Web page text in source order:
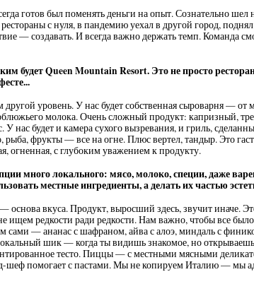
готов был поменять деньги на опыт. Сознательно
с нуля, в пандемию уехал в другой город,
— создавать. И всегда важно держать темп. Команда
будет Queen Mountain Resort. Это не просто
другой уровень. У нас будет собственная сыроварня — от
молока. Очень сложный продукт: капризный,
У нас будет и камера сухого вызревания, и гриль,
рыба, фрукты — все на огне. Плюс вертел, тандыр. Это
огненная, с глубоким уважением к продукту.
много локального: мясо, молоко, специи, даже
местные ингредиенты, а делать их частью
вкуса. Продукт, выросший здесь, звучит иначе.
ищем редкости ради редкости. Нам важно, чтобы все
сами — ананас с шафраном, айва с алоэ, миндаль с
шик — когда ты видишь знакомое, но
тесто. Пиццы — с местными мясными
шеф помогает с пастами. Мы не копируем Италию — мы